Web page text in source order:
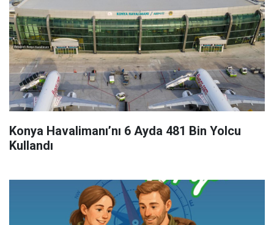
Konya Havalimanı’nı 6 Ayda 481 Bin Yolcu
Kullandı